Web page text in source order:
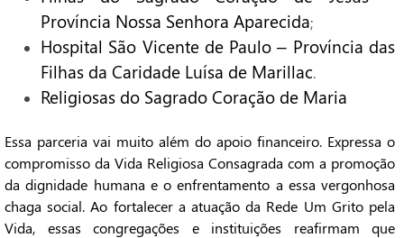
Província Nossa Senhora Aparecida;
Hospital São Vicente de Paulo – Província das
Filhas da Caridade Luísa de Marillac.
Religiosas do Sagrado Coração de Maria
Essa parceria vai muito além do apoio financeiro. Expressa o
compromisso da Vida Religiosa Consagrada com a promoção
da dignidade humana e o enfrentamento a essa vergonhosa
chaga social.Ao fortalecer a atuação da Rede Um Grito pela
Vida, essas congregações e instituições reafirmam que